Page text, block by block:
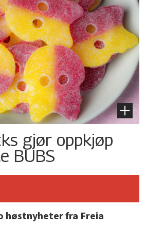
gjør oppkjøp
BUBS
høstnyheter fra Freia